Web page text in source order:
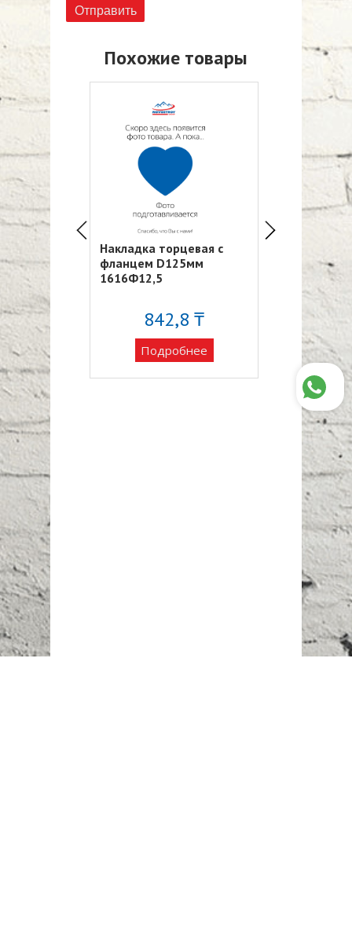
Похожие товары
55х110,
₸
Накладка торцевая с
фланцем D125мм
1616Ф12,5
842,8 ₸
Подробнее
1